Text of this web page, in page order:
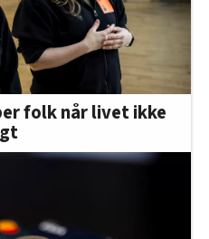
folk når livet ikke